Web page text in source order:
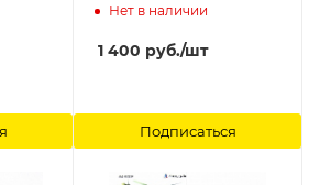
Нет в наличии
1 400 руб./шт
Подписаться